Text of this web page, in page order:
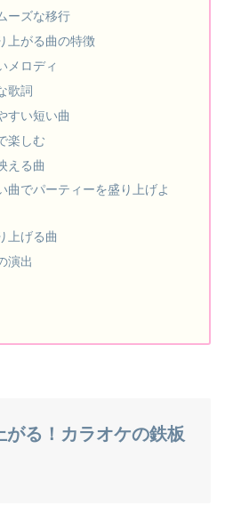
ーズな移行
上がる曲の特徴
メロディ
歌詞
すい短い曲
楽しむ
える曲
曲でパーティーを盛り上げよ
上げる曲
演出
る！カラオケの鉄板